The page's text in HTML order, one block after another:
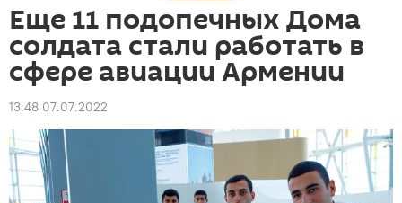
Еще 11 подопечных Дома
солдата стали работать в
сфере авиации Армении
13:48 07.07.2022